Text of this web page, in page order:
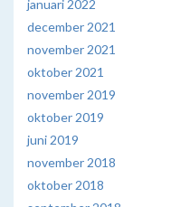
januari 2022
december 2021
november 2021
oktober 2021
november 2019
oktober 2019
juni 2019
november 2018
oktober 2018